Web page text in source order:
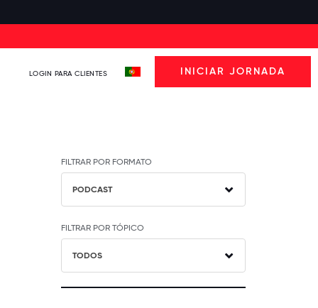
LOGIN PARA CLIENTES INICIAR JORNADA
FILTRAR POR FORMATO
PODCAST
FILTRAR POR TÓPICO
TODOS